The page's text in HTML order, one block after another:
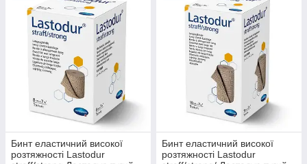
Бинт еластичний високої
розтяжності Lastodur
Бинт еластичний високої
розтяжності Lastodur